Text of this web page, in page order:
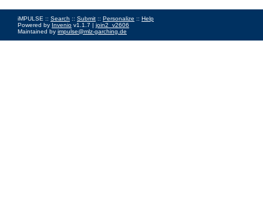
iMPULSE :: Search :: Submit :: Personalize :: Help
Powered by Invenio v1.1.7 | join2_v2606
Maintained by impulse@mlz-garching.de